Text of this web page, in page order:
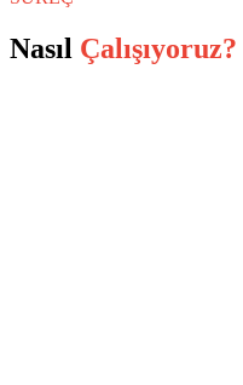
Nasıl Çalışıyoruz?